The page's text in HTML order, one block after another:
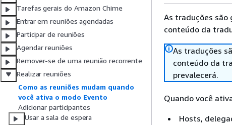
Tarefas gerais do Amazon Chime
Entrar em reuniões agendadas
Participar de reuniões
Agendar reuniões
Remover-se de uma reunião recorrente
Realizar reuniões
Como as reuniões mudam quando
você ativa o modo Evento
Adicionar participantes
Usar a sala de espera
As traduções
conteúdo da
As traduções
conteúdo da
prevalecerá.
Quando você
Hosts,